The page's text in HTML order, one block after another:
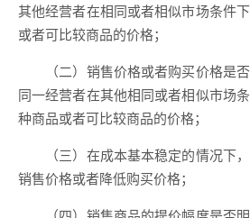
其他经营者在相同或者相似市场条件
或者可比较商品的价格；
（二）销售价格或者购买价格是否
同一经营者在其他相同或者相似市场
种商品或者可比较商品的价格；
（三）在成本基本稳定的情况下，
销售价格或者降低购买价格；